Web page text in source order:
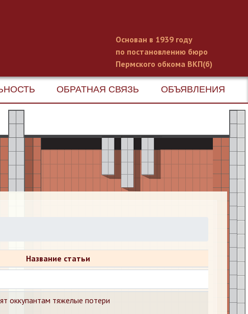
Основан в 1939 году
по постановлению бюро
Пермского обкома ВКП(б)
ОБРАТНАЯ СВЯЗЬ ОБЪЯВЛЕНИЯ
Название статьи
оккупантам тяжелые потери